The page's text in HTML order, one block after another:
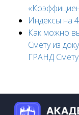
Индексы на
Как можно
Смету из
ГРАНД Смету